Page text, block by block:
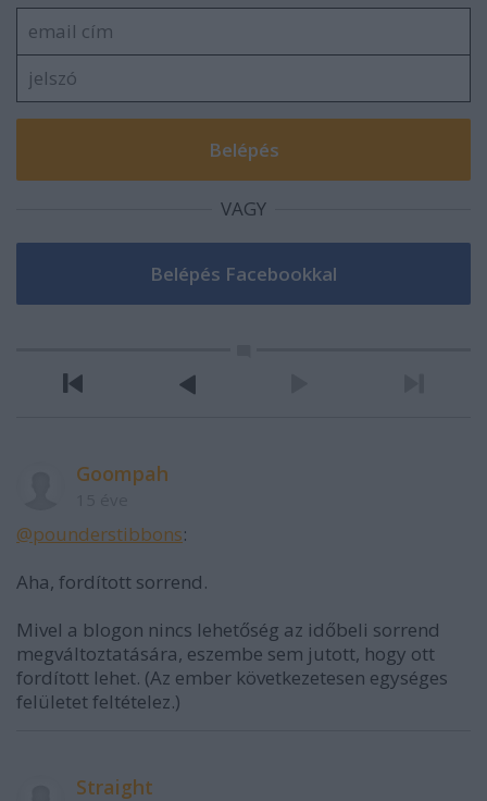
VAGY
Goompah
@pounderstibbons:
Aha, fordított sorrend.
Mivel a blogon nincs lehetőség az időbeli sorrend
megváltoztatására, eszembe sem jutott, hogy ott
fordított lehet. (Az ember következetesen egységes
felületet feltételez.)
Straight